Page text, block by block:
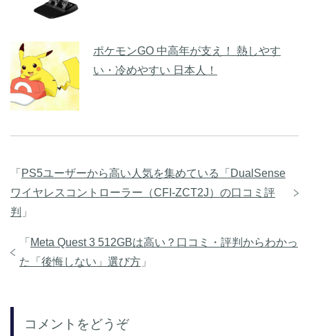
ポケモンGO 中高年が支え！ 熱しやす
い・冷めやすい 日本人！
「 PS5ユーザーから高い人気を集めている「DualSense
ワイヤレスコントローラー（CFI-ZCT2J）の口コミ評
判 」
「 Meta Quest 3 512GBは高い？口コミ・評判からわかっ
た「後悔しない」選び方 」
コメントをどうぞ